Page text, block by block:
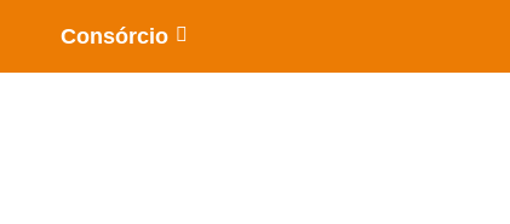
Consórcio